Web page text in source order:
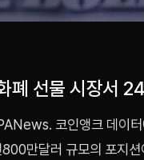
폐 선물 시장서
코인앵크 데이
만달러 규모의 포지션